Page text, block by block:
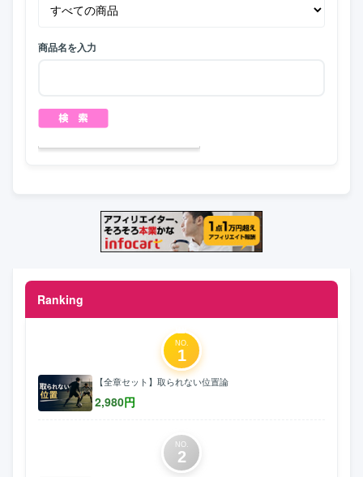
商品名を入力
Ranking
NO.
1
【全章セット】取られない位置論
2,980円
NO.
2